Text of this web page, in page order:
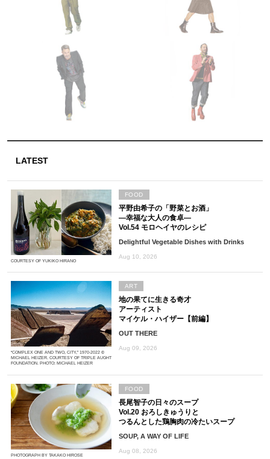
LATEST
COURTESY OF YUKIKO HIRANO
平野由希子の「野菜とお酒」
―幸福な大人の食卓―
Vol.54 モロヘイヤのレシピ
Delightful Vegetable Dishes with Drinks
Aug 10, 2026
FOOD
“COMPLEX ONE AND TWO, CITY,” 1970-2022 ©
MICHAEL HEIZER. COURTESY OF TRIPLE AUGHT
FOUNDATION. PHOTO: MICHAEL HEIZER
地の果てに生きる奇才
アーティスト
マイケル・ハイザー【前編】
OUT THERE
Aug 09, 2026
ART
PHOTOGRAPH BY TAKAKO HIROSE
長尾智子の日々のスープ
Vol.20 おろしきゅうりと
つるんとした鶏胸肉の冷たいスープ
SOUP, A WAY OF LIFE
Aug 08, 2026
FOOD